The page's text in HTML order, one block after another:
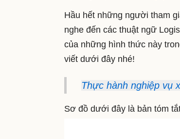
Hầu hết những người tham
nghe đến các thuật ngữ
của những hình thức này
viết dưới đây nhé!
Thực hành nghiệp vụ
Sơ đồ dưới đây là bản tóm